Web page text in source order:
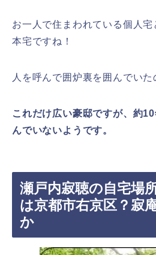
お一人で住まわれている個人
本宅ですね！
人を呼んで囲炉裏を囲んでいた
これだけ広い豪邸ですが、約
んでいないようです。
瀬戸内寂聴の自宅場
は京都市右京区？寂
か